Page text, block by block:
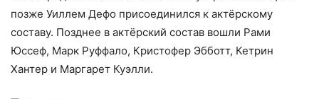
позже Уиллем Дефо присоединился к актёрскому
составу. Позднее в актёрский состав вошли Рами
Юссеф, Марк Руффало, Кристофер Эбботт, Кетрин
Хантер и Маргарет Куэлли.